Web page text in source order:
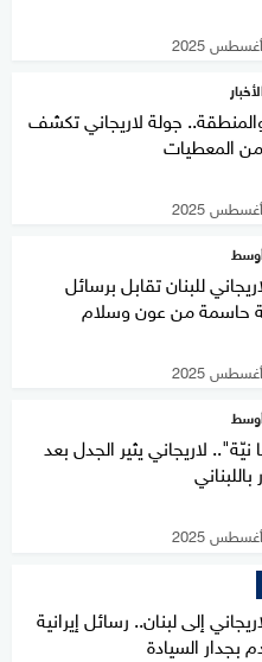
جولة لاريجاني تكشف
من المعطيات
للبنان تقابل برسائل
حاسمة من عون وسلام
نيّة".. لاريجاني يثير الجدل بعد
إلى لبنان.. رسائل إيرانية
السيادة